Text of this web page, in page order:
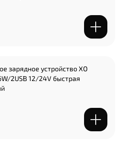
зарядное устройство XO
2USB 12/24V быстрая